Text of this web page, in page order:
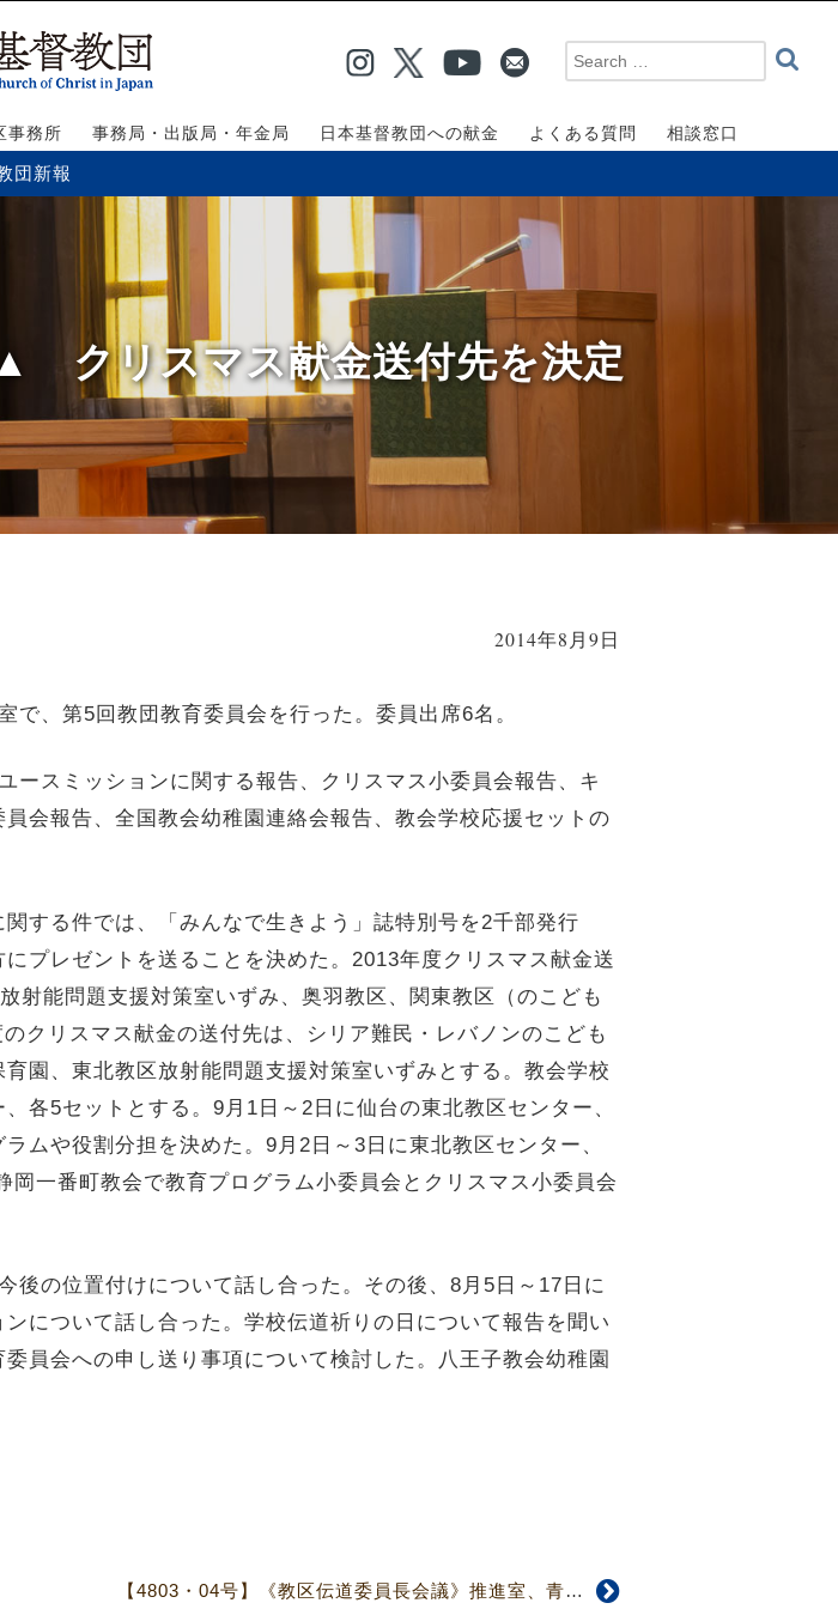
事務所 事務局・出版局・年金局 日本基督教団への献金 よくある質問 相談窓口
団新報
▲ クリスマス献金送付先を決定
2014年8月9日
、第5回教団教育委員会を行った。委員出席6名。
スミッションに関する報告、クリスマス小委員会報告、キ
会報告、全国教会幼稚園連絡会報告、教会学校応援セットの
する件では、「みんなで生きよう」誌特別号を2千部発行
プレゼントを送ることを決めた。2013年度クリスマス献金送
射能問題支援対策室いずみ、奥羽教区、関東教区（のこども
クリスマス献金の送付先は、シリア難民・レバノンのこども
園、東北教区放射能問題支援対策室いずみとする。教会学校
各5セットとする。9月1日～2日に仙台の東北教区センター、
ムや役割分担を決めた。9月2日～3日に東北教区センター、
一番町教会で教育プログラム小委員会とクリスマス小委員会
の位置付けについて話し合った。その後、8月5日～17日に
について話し合った。学校伝道祈りの日について報告を聞い
員会への申し送り事項について検討した。八王子教会幼稚園
【4803・04号】《教区伝道委員長会議》推進室、青年伝道を主題に